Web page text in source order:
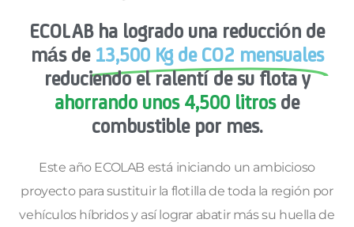
ECOLAB ha logrado una reducción de
más de 13,500 Kg de CO2 mensuales
reduciendo el ralentí de su flota y
ahorrando unos 4,500 litrosde
combustible por mes.
Este año ECOLAB está iniciando un ambicioso
proyecto para sustituir la flotilla de toda la región por
vehículos híbridos y así lograr abatir más su huella de